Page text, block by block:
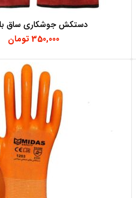
افزودن به سبد خرید
دستکش جوشکاری ساق
350,000 تومان